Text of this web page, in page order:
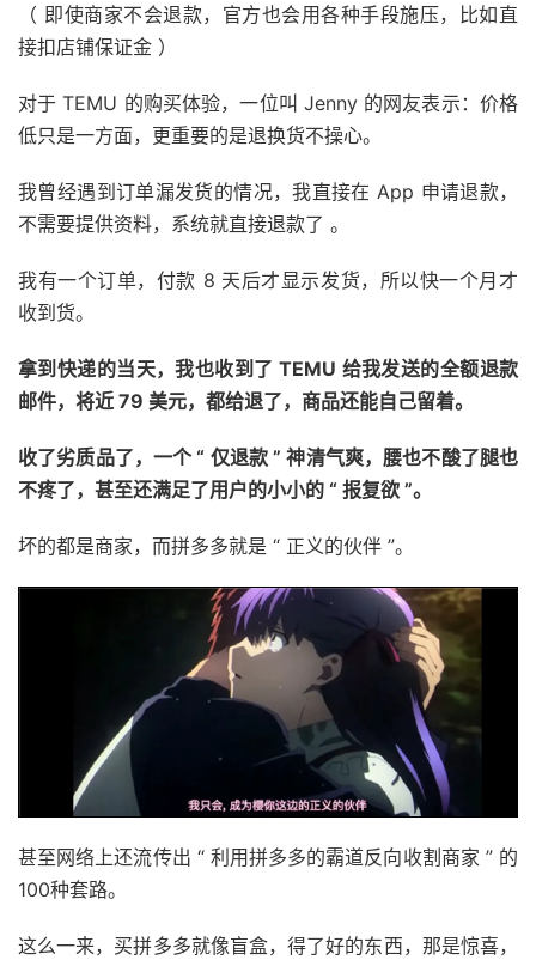
（ 即使商家不会退款，官方也会用各种手段施压，比如直
接扣店铺保证金 ）
对于 TEMU 的购买体验，一位叫 Jenny 的网友表示：价格
低只是一方面，更重要的是退换货不操心。
我曾经遇到订单漏发货的情况，我直接在 App 申请退款，
不需要提供资料，系统就直接退款了 。
我有一个订单，付款 8 天后才显示发货，所以快一个月才
收到货。
拿到快递的当天，我也收到了 TEMU 给我发送的全额退款
邮件，将近 79 美元，都给退了，商品还能自己留着。
收了劣质品了，一个 “ 仅退款 ” 神清气爽，腰也不酸了腿也
不疼了，甚至还满足了用户的小小的 “ 报复欲 ”。
坏的都是商家，而拼多多就是 “ 正义的伙伴 ”。
甚至网络上还流传出 “ 利用拼多多的霸道反向收割商家 ” 的
100种套路。
这么一来，买拼多多就像盲盒，得了好的东西，那是惊喜，